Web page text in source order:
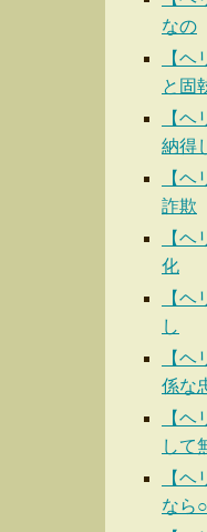
なの
【
と固
【
納得
【
詐欺
【
化
【
し
【
係な
【
して
【
なら